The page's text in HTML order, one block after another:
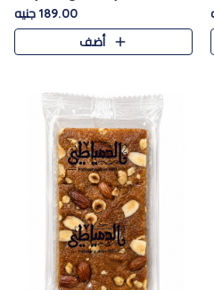
المكرمل، ليقدم مذاقًا فاخرًا حلوي
شرقية فاخرة ونكهة غنية ناتي تميز
كل قطعة و قوام هش
189.00 جنيه
أضف